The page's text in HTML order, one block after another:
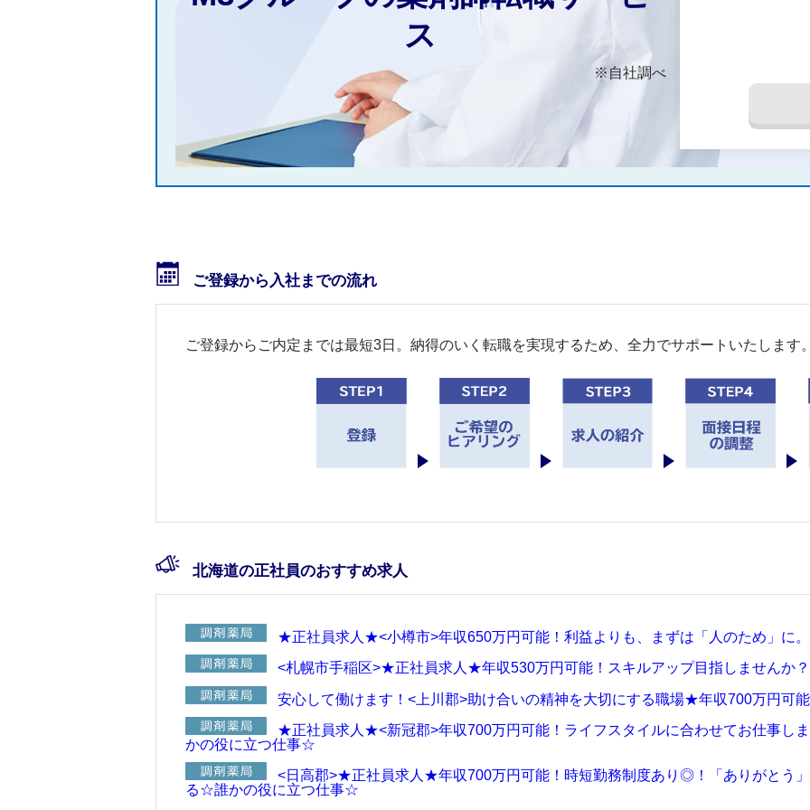
ス
※自社調べ
ご登録から入社までの流れ
ご登録からご内定までは最短3日。納得のいく転職を実現するため、全力でサポートいたします
北海道の正社員のおすすめ求人
★正社員求人★<小樽市>年収650万円可能！利益よりも、まずは「人のため」に
<札幌市手稲区>★正社員求人★年収530万円可能！スキルアップ目指しませんか
安心して働けます！<上川郡>助け合いの精神を大切にする職場★年収700万円
★正社員求人★<新冠郡>年収700万円可能！ライフスタイルに合わせてお仕事し
かの役に立つ仕事☆
<日高郡>★正社員求人★年収700万円可能！時短勤務制度あり◎！「ありがとう
る☆誰かの役に立つ仕事☆